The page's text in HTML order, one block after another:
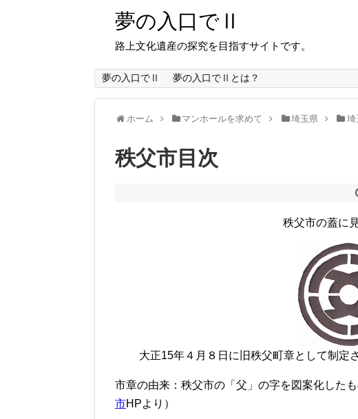
夢の入口でⅡ
路上文化遺産の探究を目指すサイトです。
夢の入口でⅡ 夢の入口でⅡとは？
ホーム マンホールを求めて 埼玉県 埼
秩父市目次
秩父市の蓋に
大正15年４月８日に旧秩父町章として制定
市章の由来：秩父市の「父」の字を図案化した
市HPより）